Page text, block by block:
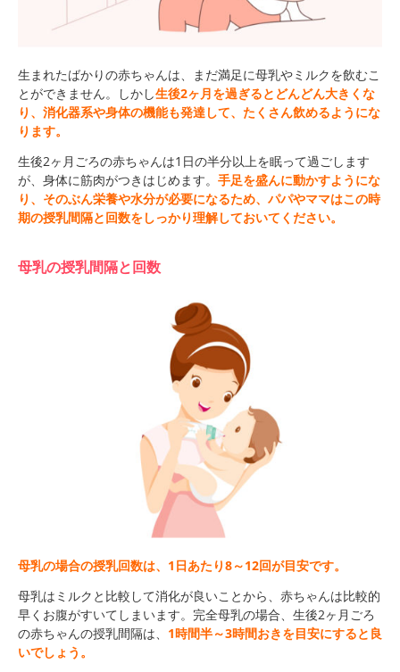
生まれたばかりの赤ちゃんは、まだ満足に母乳やミルクを飲むこ
とができません。しかし生後2ヶ月を過ぎるとどんどん大きくな
り、消化器系や身体の機能も発達して、たくさん飲めるようにな
ります。
生後2ヶ月ごろの赤ちゃんは1日の半分以上を眠って過ごします
が、身体に筋肉がつきはじめます。 手足を盛んに動かすようにな
り、そのぶん栄養や水分が必要になるため、パパやママはこの時
期の授乳間隔と回数をしっかり理解しておいてください。
母乳の授乳間隔と回数
母乳の場合の授乳回数は、1日あたり8～12回が目安です。
母乳はミルクと比較して消化が良いことから、赤ちゃんは比較的
早くお腹がすいてしまいます。完全母乳の場合、生後2ヶ月ごろ
の赤ちゃんの授乳間隔は、 1時間半～3時間おきを目安にすると良
いでしょう。